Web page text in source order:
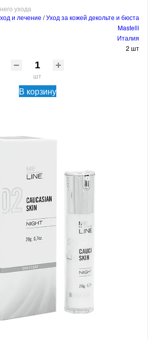
ухода
и лечение /Уход за кожей декольте и бюста
Mastelli
Италия
2 шт
шт
В корзину